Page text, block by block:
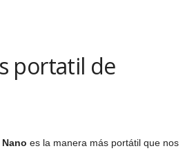
portatil de
Nano es la manera más portátil que nos